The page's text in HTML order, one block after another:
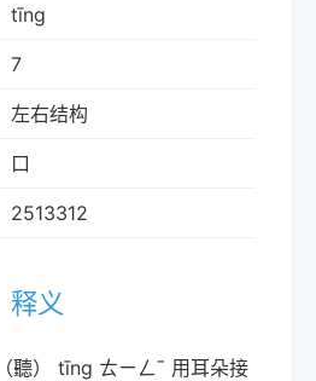
tīng
7
左右结构
口
2513312
释义
聽） tīng ㄊㄧㄥˉ 用耳朵接